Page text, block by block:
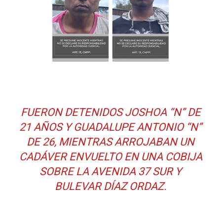
FUERON DETENIDOS JOSHOA “N” DE
21 AÑOS Y GUADALUPE ANTONIO “N”
DE 26, MIENTRAS ARROJABAN UN
CADÁVER ENVUELTO EN UNA COBIJA
SOBRE LA AVENIDA 37 SUR Y
BULEVAR DÍAZ ORDAZ.